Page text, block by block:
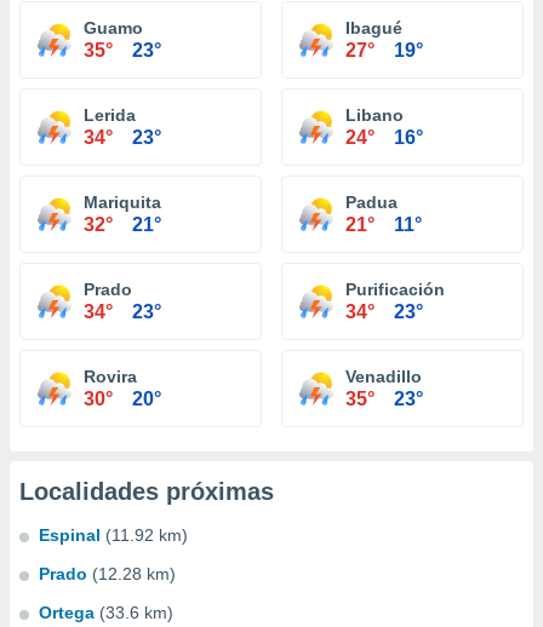
Guamo
35° 23°
Ibagué
27° 19°
Lerida
34° 23°
Libano
24° 16°
Mariquita
32° 21°
Padua
21° 11°
Prado
34° 23°
Purificación
34° 23°
Rovira
30° 20°
Venadillo
35° 23°
Localidades próximas
Espinal (11.92 km)
Prado (12.28 km)
Ortega (33.6 km)